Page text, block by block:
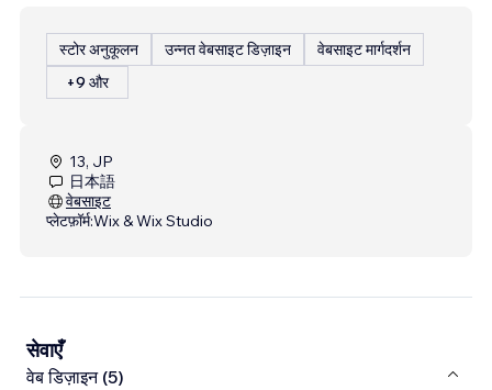
स्टोर अनुकूलन उन्नत वेबसाइट डिज़ाइन
वेबसाइट मार्गदर्शन
+9 और
13, JP
日本語
वेबसाइट
प्लेटफ़ॉर्म:Wix & Wix Studio
सेवाएँ
वेब डिज़ाइन (5)